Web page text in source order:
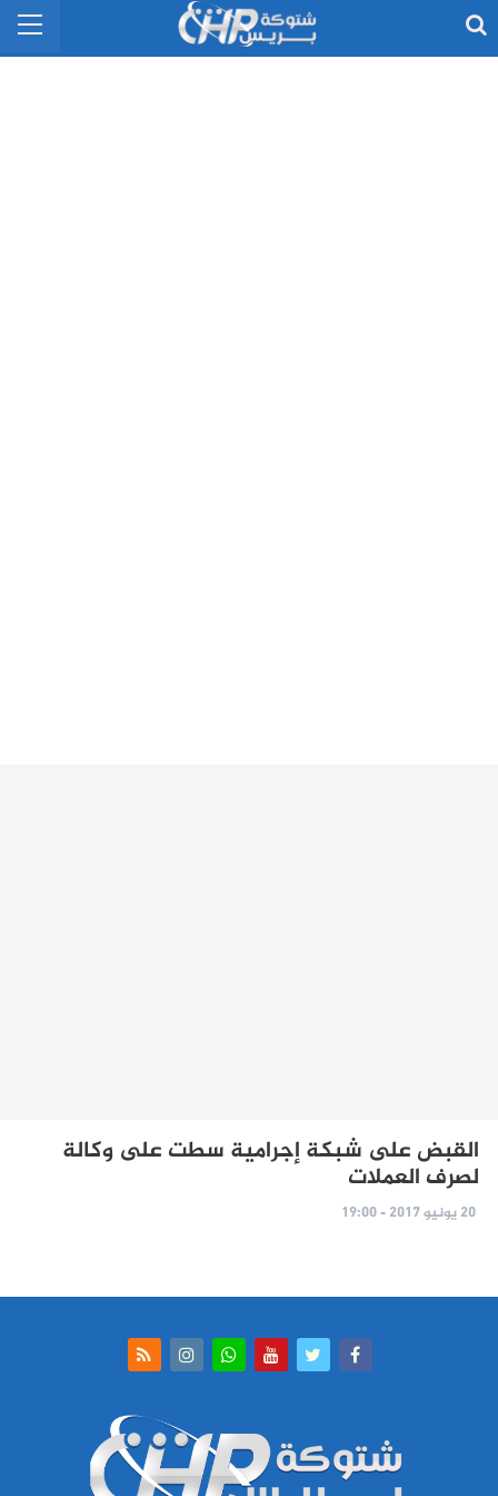
القبض على شبكة إجرامية سطت على وكالة
لصرف العملات
20 يونيو 2017 - 19:00